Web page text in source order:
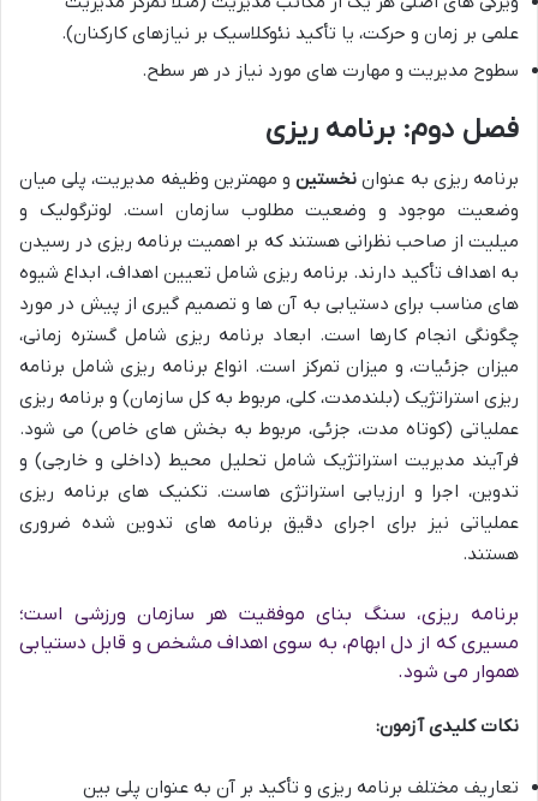
علمی بر زمان و حرکت، یا تأکید نئوکلاسیک بر نیازهای کارکنان).
سطوح مدیریت و مهارت های مورد نیاز در هر سطح.
فصل دوم: برنامه ریزی
برنامه ریزی به عنوان نخستینو مهمترین وظیفه مدیریت، پلی میان
وضعیت موجود و وضعیت مطلوب سازمان است. لوترگولیک و
میلیت از صاحب نظرانی هستند که بر اهمیت برنامه ریزی در رسیدن
به اهداف تأکید دارند. برنامه ریزی شامل تعیین اهداف، ابداع شیوه
های مناسب برای دستیابی به آن ها و تصمیم گیری از پیش در مورد
چگونگی انجام کارها است. ابعاد برنامه ریزی شامل گستره زمانی،
میزان جزئیات، و میزان تمرکز است. انواع برنامه ریزی شامل برنامه
ریزی استراتژیک (بلندمدت، کلی، مربوط به کل سازمان) و برنامه ریزی
عملیاتی (کوتاه مدت، جزئی، مربوط به بخش های خاص) می شود.
فرآیند مدیریت استراتژیک شامل تحلیل محیط (داخلی و خارجی) و
تدوین، اجرا و ارزیابی استراتژی هاست. تکنیک های برنامه ریزی
عملیاتی نیز برای اجرای دقیق برنامه های تدوین شده ضروری
هستند.
برنامه ریزی، سنگ بنای موفقیت هر سازمان ورزشی است؛
مسیری که از دل ابهام، به سوی اهداف مشخص و قابل دستیابی
هموار می شود.
نکات کلیدی آزمون:
تعاریف مختلف برنامه ریزی و تأکید بر آن به عنوان پلی بین